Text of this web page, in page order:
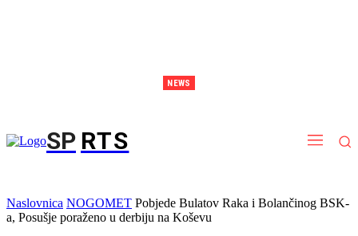
NEWS
SP RTS
Naslovnica NOGOMET Pobjede Bulatov Raka i Bolančinog BSK-
a, Posušje poraženo u derbiju na Koševu